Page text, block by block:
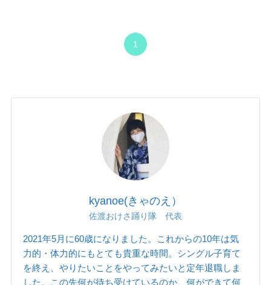
1
kyanoe(きゃのえ）
佐渡おけさ踊り隊 代表
2021年5月に60歳になりました。これからの10年は気
力的・体力的にもとても貴重な時間。シングル子育て
を終え、やりたいことをやってみたいと定年退職しま
した。この先何が待ち受けているのか、何ができて何